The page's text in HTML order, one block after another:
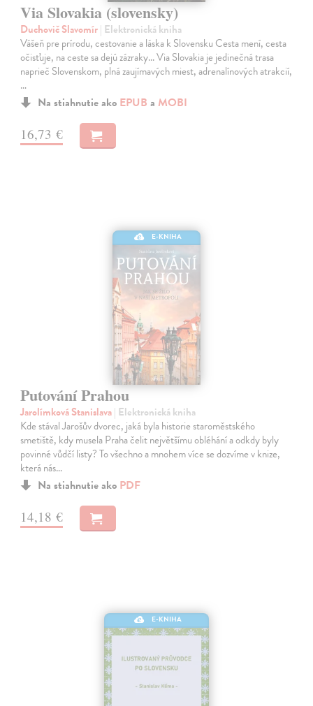
Via Slovakia (slovensky)
Duchovič Slavomír| Elektronická kniha
Vášeň pre prírodu, cestovanie a láska k Slovensku Cesta mení, cesta
očisťuje, na ceste sa dejú zázraky... Via Slovakia je jedinečná trasa
naprieč Slovenskom, plná zaujímavých miest, adrenalínových atrakcií,
…
Na stiahnutie ako EPUB a MOBI
16,73 €
E-KNIHA
Putování Prahou
Jarolímková Stanislava| Elektronická kniha
Kde stával Jarošův dvorec, jaká byla historie staroměstského
smetiště, kdy musela Praha čelit největšímu obléhání a odkdy byly
povinné vůdčí listy? To všechno a mnohem více se dozvíme v knize,
která nás…
Na stiahnutie ako PDF
14,18 €
E-KNIHA